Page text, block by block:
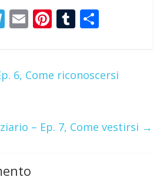
T
gr
E
l
Pi
e
T
bl e
6, Come riconoscersi
– Ep. 7, Come vestirsi →